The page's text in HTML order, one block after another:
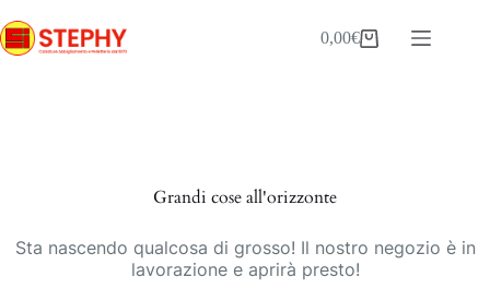
al
contenuto
Carrello
0,00€
Grandi cose all'orizzonte
Sta nascendo qualcosa di grosso! Il nostro negozio è in
lavorazione e aprirà presto!